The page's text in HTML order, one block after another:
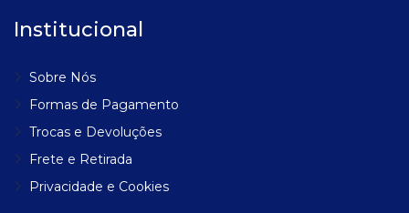
Institucional
Sobre Nós
Formas de Pagamento
Trocas e Devoluções
Frete e Retirada
Privacidade e Cookies